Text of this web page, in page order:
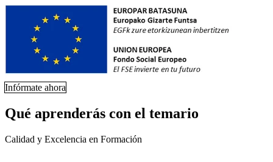
Infórmate ahora
Qué aprenderás con el temario
Calidad y Excelencia en Formación